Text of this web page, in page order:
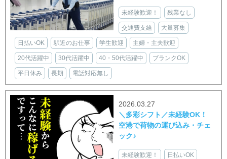
未経験歓迎！ 残業なし
交通費支給 大量募集
日払いOK 駅近のお仕事 学生歓迎 主婦・主夫歓迎
20代活躍中 30代活躍中 40・50代活躍中 ブランクOK
平日休み 長期 電話対応無し
2026.03.27
＼多彩シフト／未経験OK！
空港で荷物の運び込み・チェ
ック♪
未経験歓迎！ 日払いOK